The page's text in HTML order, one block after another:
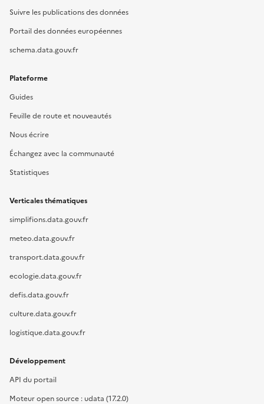
Suivre les publications des données
Portail des données européennes
schema.data.gouv.fr
Plateforme
Guides
Feuille de route et nouveautés
Nous écrire
Échangez avec la communauté
Statistiques
Verticales thématiques
simplifions.data.gouv.fr
meteo.data.gouv.fr
transport.data.gouv.fr
ecologie.data.gouv.fr
defis.data.gouv.fr
culture.data.gouv.fr
logistique.data.gouv.fr
Développement
API du portail
Moteur open source : udata (17.2.0)